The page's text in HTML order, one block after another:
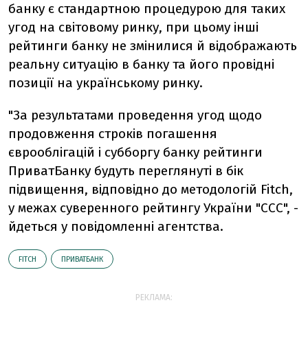
банку є стандартною процедурою для таких
угод на світовому ринку, при цьому інші
рейтинги банку не змінилися й відображають
реальну ситуацію в банку та його провідні
позиції на українському ринку.
"За результатами проведення угод щодо
продовження строків погашення
єврооблігацій і субборгу банку рейтинги
ПриватБанку будуть переглянуті в бік
підвищення, відповідно до методологій Fitch,
у межах суверенного рейтингу України "ССС", -
йдеться у повідомленні агентства.
FITCH ПРИВАТБАНК
РЕКЛАМА: